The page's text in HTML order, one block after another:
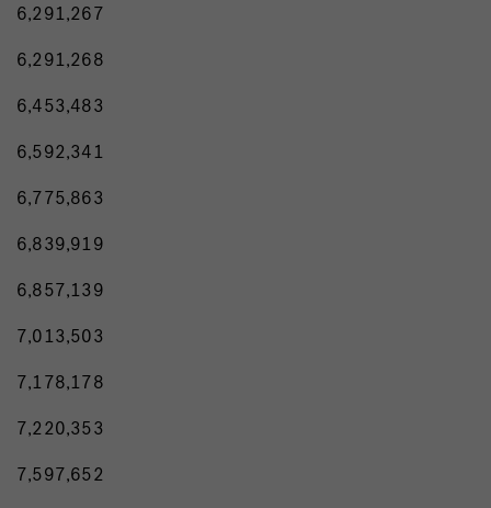
6,291,267
6,291,268
6,453,483
6,592,341
6,775,863
6,839,919
6,857,139
7,013,503
7,178,178
7,220,353
7,597,652